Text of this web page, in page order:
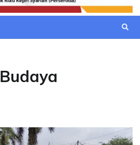
Budaya